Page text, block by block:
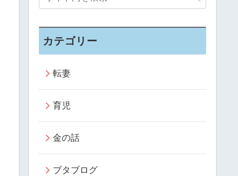
カテゴリー
転妻
育児
金の話
ブタブログ